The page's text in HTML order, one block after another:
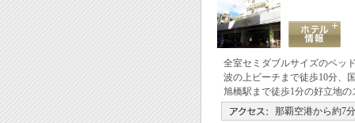
全室セミダブルサイズのベッ
波の上ビーチまで徒歩10分、
旭橋駅まで徒歩1分の好立地
那覇空港から約7分